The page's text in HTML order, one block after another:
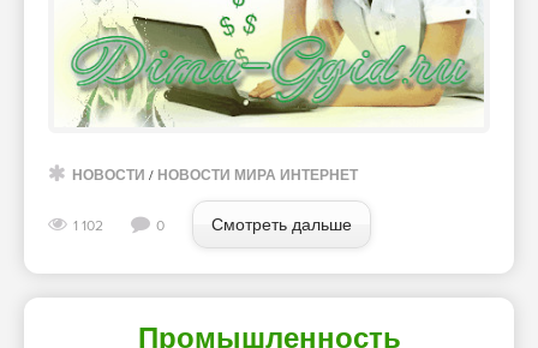
НОВОСТИ / НОВОСТИ МИРА ИНТЕРНЕТ
1 102 0 Смотреть дальше
Промышленность